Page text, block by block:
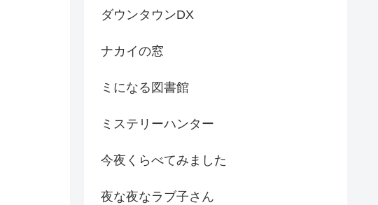
ダウンタウンDX
ナカイの窓
ミになる図書館
ミステリーハンター
今夜くらべてみました
夜な夜なラブ子さん